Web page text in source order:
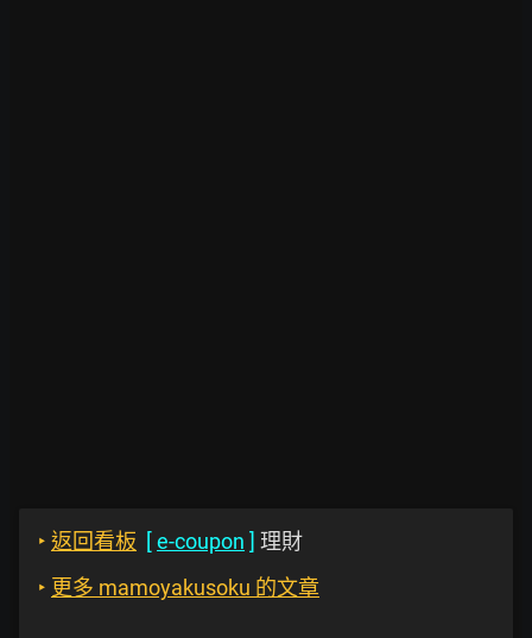
‣ 返回看板 [e-coupon ] 理財
‣ 更多 mamoyakusoku 的文章